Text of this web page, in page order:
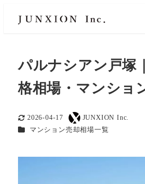
パルナシアン戸塚
格相場・マンショ
更新日
2026-04-17
著
者
JUNXION Inc.
カテゴリー
マンション売却相場一覧